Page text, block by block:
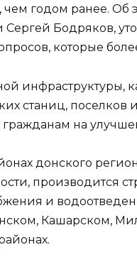
годом ранее. Об
Сергей Бодряков,
которые
инфраструктуры,
станиц, поселков
на
донского
производится
и
Кашарском,